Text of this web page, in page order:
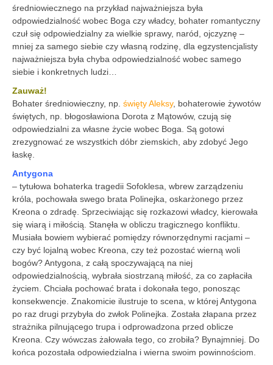
średniowiecznego na przykład najważniejsza była
odpowiedzialność wobec Boga czy władcy, bohater romantyczny
czuł się odpowiedzialny za wielkie sprawy, naród, ojczyznę –
mniej za samego siebie czy własną rodzinę, dla egzystencjalisty
najważniejsza była chyba odpowiedzialność wobec samego
siebie i konkretnych ludzi…
Zauważ!
Bohater średniowieczny, np. święty Aleksy, bohaterowie żywotów
świętych, np. błogosławiona Dorota z Mątowów, czują się
odpowiedzialni za własne życie wobec Boga. Są gotowi
zrezygnować ze wszystkich dóbr ziemskich, aby zdobyć Jego
łaskę.
Antygona
– tytułowa bohaterka tragedii Sofoklesa, wbrew zarządzeniu
króla, pochowała swego brata Polinejka, oskarżonego przez
Kreona o zdradę. Sprzeciwiając się rozkazowi władcy, kierowała
się wiarą i miłością. Stanęła w obliczu tragicznego konfliktu.
Musiała bowiem wybierać pomiędzy równorzędnymi racjami –
czy być lojalną wobec Kreona, czy też pozostać wierną woli
bogów? Antygona, z całą spoczywającą na niej
odpowiedzialnością, wybrała siostrzaną miłość, za co zapłaciła
życiem. Chciała pochować brata i dokonała tego, ponosząc
konsekwencje. Znakomicie ilustruje to scena, w której Antygona
po raz drugi przybyła do zwłok Polinejka. Została złapana przez
strażnika pilnującego trupa i odprowadzona przed oblicze
Kreona. Czy wówczas żałowała tego, co zrobiła? Bynajmniej. Do
końca pozostała odpowiedzialna i wierna swoim powinnościom.